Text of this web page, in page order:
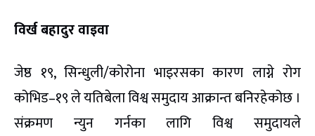
विर्ख बहादुर वाइवा
जेष्ठ १९, सिन्धुली/कोरोना भाइरसका कारण लाग्ने रोग
कोभिड–१९ ले यतिबेला विश्व समुदाय आक्रान्त बनिरहेकोछ ।
संक्रमण न्युन गर्नका लागि विश्व समुदायले